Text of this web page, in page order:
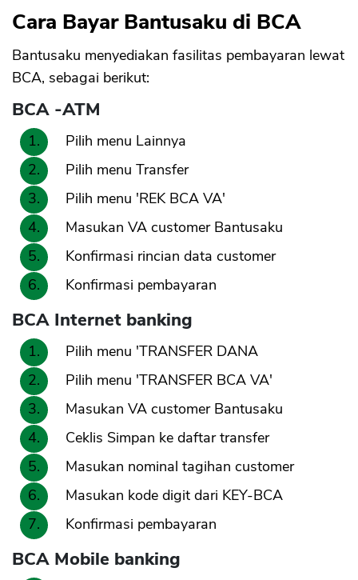
Cara Bayar Bantusaku di BCA
Bantusaku menyediakan fasilitas pembayaran lewat
BCA, sebagai berikut:
BCA -ATM
Pilih menu Lainnya
Pilih menu Transfer
Pilih menu 'REK BCA VA'
Masukan VA customer Bantusaku
Konfirmasi rincian data customer
Konfirmasi pembayaran
BCA Internet banking
Pilih menu 'TRANSFER DANA
Pilih menu 'TRANSFER BCA VA'
Masukan VA customer Bantusaku
Ceklis Simpan ke daftar transfer
Masukan nominal tagihan customer
Masukan kode digit dari KEY-BCA
Konfirmasi pembayaran
BCA Mobile banking